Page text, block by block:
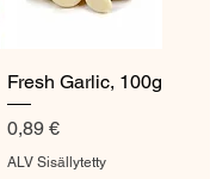
Fresh Garlic, 100g
Hinta
0,89 €
ALV Sisällytetty